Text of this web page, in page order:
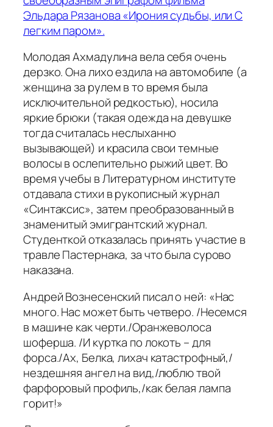
Эльдара Рязанова «Ирония судьбы, или С
легким паром».
Молодая Ахмадулина вела себя очень
дерзко. Она лихо ездила на автомобиле (а
женщина за рулем в то время была
исключительной редкостью), носила
яркие брюки (такая одежда на девушке
тогда считалась неслыханно
вызывающей) и красила свои темные
волосы в ослепительно рыжий цвет. Во
время учебы в Литературном институте
отдавала стихи в рукописный журнал
«Синтаксис», затем преобразованный в
знаменитый эмигрантский журнал.
Студенткой отказалась принять участие в
травле Пастернака, за что была сурово
наказана.
Андрей Вознесенский писал о ней: «Нас
много. Нас может быть четверо. /Несемся
в машине как черти./Оранжеволоса
шоферша. /И куртка по локоть – для
форса./Ах, Белка, лихач катастрофный,/
нездешняя ангел на вид,/люблю твой
фарфоровый профиль,/как белая лампа
горит!»